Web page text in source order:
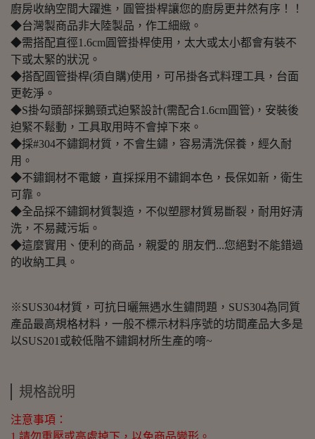
廚房收納空間大躍進，圓管掛桿讓您的廚房更井然有序！！
◆台灣製商品非大陸製品，作工細緻。
◆需搭配直徑1.6cm圓管掛桿使用，太大或太小都會有裝不
下或太緊的狀況。
◆搭配圓管掛桿(須自購)使用，可吊掛各式料理工具，台面
更乾淨。
◆S掛勾頭部採鵝頸式迫緊設計(需配合1.6cm圓管)，安裝後
迫緊不鬆動，工具取用時不會掉下來。
◆採#304不鏽鋼材質，不會生鏽，容易清洗保養，經久耐
用。
◆不鏽鋼材不電鍍，直採採用不鏽鋼本色，長保如新，衛生
可靠。
◆全品採不鏽鋼材質製造，不似塑膠材質易斷裂，耐用好清
洗，不易藏污垢。
◆這麼實用、便利的商品，親愛的 朋友們...您絕對不能錯過
的收納工具。
※SUS304材質，可抗日曬無遇水生鏽問題，SUS304為同質
產品最高規格材料，一般不標示材料序號的坊間產品大多是
以SUS201或較低階不鏽鋼材所生產的唷~
規格說明
注意事項：
1.請勿重壓或高處掉下，以免商品變形。